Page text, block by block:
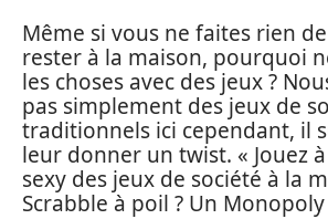
Même si vous ne faites rien
rester à la maison, pourquoi
les choses avec des jeux ?
pas simplement des jeux de
traditionnels ici cependant, il
leur donner un twist. « Jouez
sexy des jeux de société à la
Scrabble à poil ? Un Monopoly